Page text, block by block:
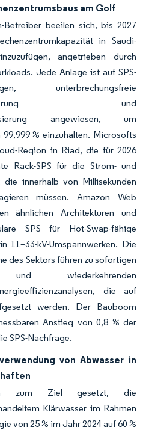
am Golf
Betreiber beeilen sich, bis 2027
in Saudi-
angetrieben durch
Jede Anlage ist auf SPS-
unterbrechungsfreie
und
angewiesen, um
% einzuhalten. Microsofts
Region in Riad, die für 2026
Rack-SPS für die Strom- und
die innerhalb von Millisekunden
müssen. Amazon Web
ähnlichen Architekturen und
SPS für Hot-Swap-fähige
11–33-kV-Umspannwerken. Die
des Sektors führen zu sofortigen
und wiederkehrenden
die auf
werden. Der Bauboom
Anstieg von 0,8 % der
SPS-Nachfrage.
von Abwasser in
zum Ziel gesetzt, die
Klärwasser im Rahmen
von 25 % im Jahr 2024 auf 60 %